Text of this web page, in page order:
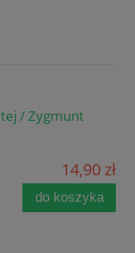
/ Zygmunt
14,90 zł
do koszyka